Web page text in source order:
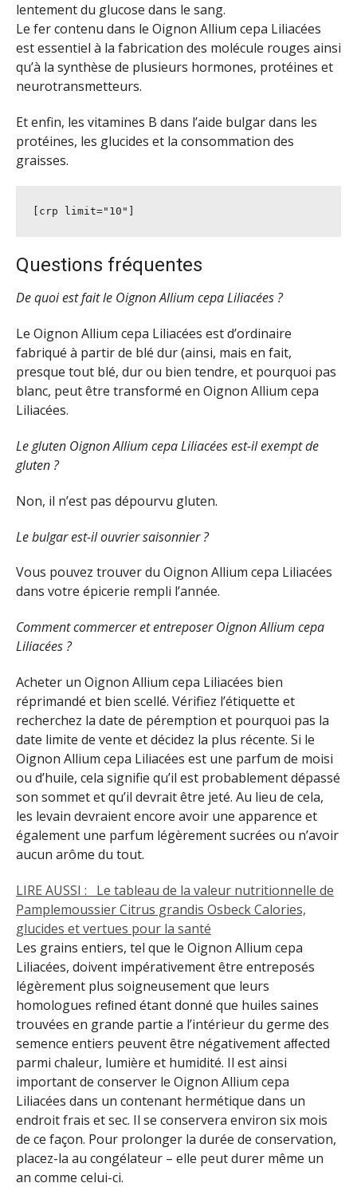
lentement du glucose dans le sang.
Le fer contenu dans le Oignon Allium cepa Liliacées
est essentiel à la fabrication des molécule rouges ainsi
qu’à la synthèse de plusieurs hormones, protéines et
neurotransmetteurs.
Et enfin, les vitamines B dans l’aide bulgar dans les
protéines, les glucides et la consommation des
graisses.
[crp limit="10"]
Questions fréquentes
De quoi est fait le Oignon Allium cepa Liliacées ?
Le Oignon Allium cepa Liliacées est d’ordinaire
fabriqué à partir de blé dur (ainsi, mais en fait,
presque tout blé, dur ou bien tendre, et pourquoi pas
blanc, peut être transformé en Oignon Allium cepa
Liliacées.
Le gluten Oignon Allium cepa Liliacées est-il exempt de
gluten ?
Non, il n’est pas dépourvu gluten.
Le bulgar est-il ouvrier saisonnier ?
Vous pouvez trouver du Oignon Allium cepa Liliacées
dans votre épicerie rempli l’année.
Comment commercer et entreposer Oignon Allium cepa
Liliacées ?
Acheter un Oignon Allium cepa Liliacées bien
réprimandé et bien scellé. Vérifiez l’étiquette et
recherchez la date de péremption et pourquoi pas la
date limite de vente et décidez la plus récente. Si le
Oignon Allium cepa Liliacées est une parfum de moisi
ou d’huile, cela signifie qu’il est probablement dépassé
son sommet et qu’il devrait être jeté. Au lieu de cela,
les levain devraient encore avoir une apparence et
également une parfum légèrement sucrées ou n’avoir
aucun arôme du tout.
LIRE AUSSI :
Le tableau de la valeur nutritionnelle de
Pamplemoussier Citrus grandis Osbeck Calories,
glucides et vertues pour la santé
Les grains entiers, tel que le Oignon Allium cepa
Liliacées, doivent impérativement être entreposés
légèrement plus soigneusement que leurs
homologues reﬁned étant donné que huiles saines
trouvées en grande partie a l’intérieur du germe des
semence entiers peuvent être négativement aﬀected
parmi chaleur, lumière et humidité. Il est ainsi
important de conserver le Oignon Allium cepa
Liliacées dans un contenant hermétique dans un
endroit frais et sec. Il se conservera environ six mois
de ce façon. Pour prolonger la durée de conservation,
placez-la au congélateur – elle peut durer même un
an comme celui-ci.